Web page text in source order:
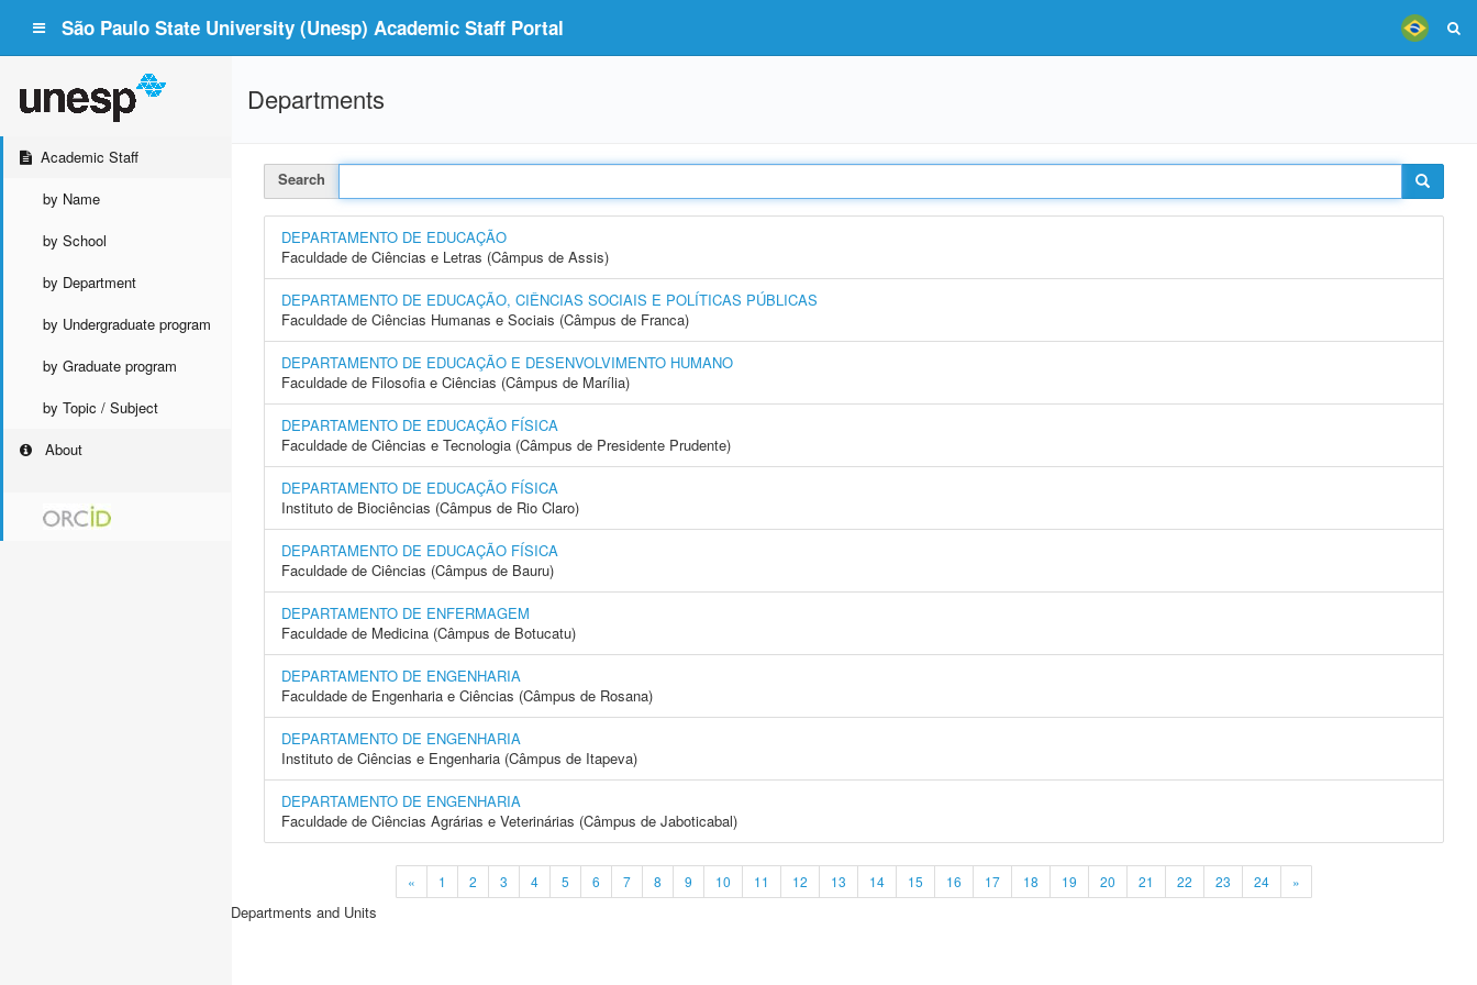
São Paulo State University (Unesp) Academic Staff Portal
Academic Staff
by Name
by School
by Department
by Undergraduate program
by Graduate program
by Topic / Subject
About
Departments
Search
DEPARTAMENTO DE EDUCAÇÃO
Faculdade de Ciências e Letras (Câmpus de Assis)
DEPARTAMENTO DE EDUCAÇÃO, CIÊNCIAS SOCIAIS E POLÍTICAS PÚBLICAS
Faculdade de Ciências Humanas e Sociais (Câmpus de Franca)
DEPARTAMENTO DE EDUCAÇÃO E DESENVOLVIMENTO HUMANO
Faculdade de Filosofia e Ciências (Câmpus de Marília)
DEPARTAMENTO DE EDUCAÇÃO FÍSICA
Faculdade de Ciências e Tecnologia (Câmpus de Presidente Prudente)
DEPARTAMENTO DE EDUCAÇÃO FÍSICA
Instituto de Biociências (Câmpus de Rio Claro)
DEPARTAMENTO DE EDUCAÇÃO FÍSICA
Faculdade de Ciências (Câmpus de Bauru)
DEPARTAMENTO DE ENFERMAGEM
Faculdade de Medicina (Câmpus de Botucatu)
DEPARTAMENTO DE ENGENHARIA
Faculdade de Engenharia e Ciências (Câmpus de Rosana)
DEPARTAMENTO DE ENGENHARIA
Instituto de Ciências e Engenharia (Câmpus de Itapeva)
DEPARTAMENTO DE ENGENHARIA
Faculdade de Ciências Agrárias e Veterinárias (Câmpus de Jaboticabal)
« 1 2 3 4 5 6 7 8 9 10 11 12 13 14 15 16 17 18 19 20 21 22 23 24 »
Departments and Units